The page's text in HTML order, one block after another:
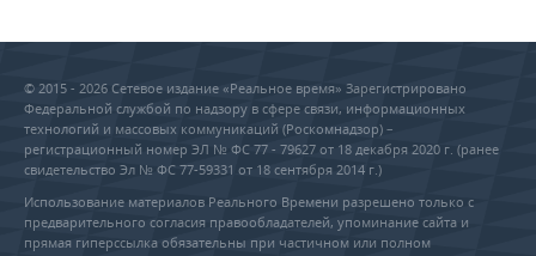
© 2015 - 2026 Сетевое издание «Реальное время» Зарегистрировано
Федеральной службой по надзору в сфере связи, информационных
технологий и массовых коммуникаций (Роскомнадзор) –
регистрационный номер ЭЛ № ФС 77 - 79627 от 18 декабря 2020 г. (ранее
свидетельство Эл № ФС 77-59331 от 18 сентября 2014 г.)
Использование материалов Реального Времени разрешено только с
предварительного согласия правообладателей, упоминание сайта и
прямая гиперссылка обязательны при частичном или полном